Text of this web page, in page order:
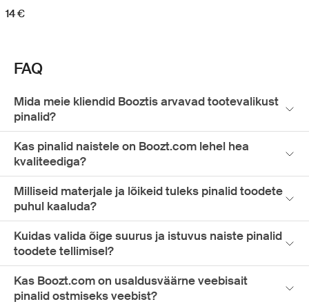
14 €
FAQ
Mida meie kliendid Booztis arvavad tootevalikust
pinalid?
Kas pinalid naistele on Boozt.com lehel hea
kvaliteediga?
Milliseid materjale ja lõikeid tuleks pinalid toodete
puhul kaaluda?
Kuidas valida õige suurus ja istuvus naiste pinalid
toodete tellimisel?
Kas Boozt.com on usaldusväärne veebisait
pinalid ostmiseks veebist?